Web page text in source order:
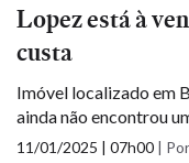
Lopez está à
custa
Imóvel localizado em
ainda não encontrou
11/01/2025 | 07h00 |